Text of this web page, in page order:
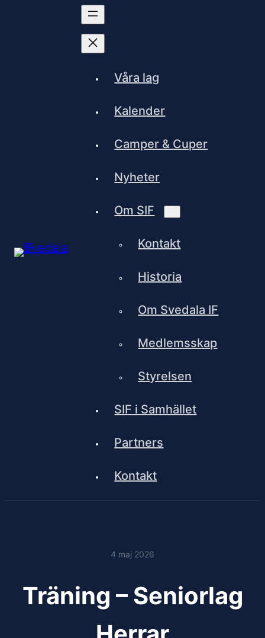
Våra lag
Kalender
Camper & Cuper
Nyheter
Om SIF
Kontakt
Historia
Om Svedala IF
Medlemsskap
Styrelsen
SIF i Samhället
Partners
Kontakt
4 maj 2026
Träning – Seniorlag